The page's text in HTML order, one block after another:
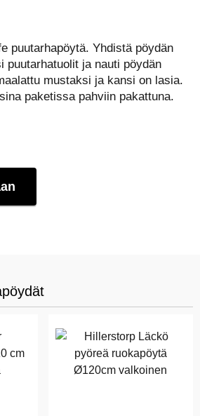
puutarhapöytä. Yhdistä pöydän
puutarhatuolit ja nauti pöydän
mustaksi ja kansi on lasia.
paketissa pahviin pakattuna.